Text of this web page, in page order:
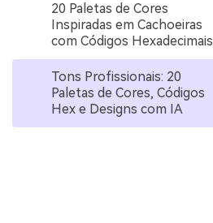
20 Paletas de Cores
Inspiradas em Cachoeiras
com Códigos Hexadecimais
Tons Profissionais: 20
Paletas de Cores, Códigos
Hex e Designs com IA